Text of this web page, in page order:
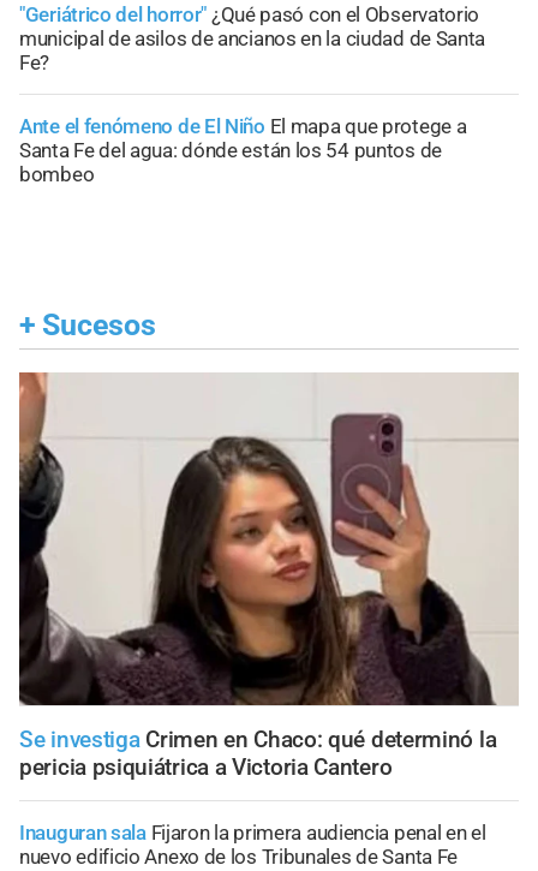
"Geriátrico del horror" ¿Qué pasó con el Observatorio
municipal de asilos de ancianos en la ciudad de Santa
Fe?
Ante el fenómeno de El Niño El mapa que protege a
Santa Fe del agua: dónde están los 54 puntos de
bombeo
+ Sucesos
Se investiga Crimen en Chaco: qué determinó la
pericia psiquiátrica a Victoria Cantero
Inauguran sala Fijaron la primera audiencia penal en el
nuevo edificio Anexo de los Tribunales de Santa Fe